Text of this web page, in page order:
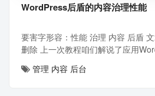
WordPress后盾的内容治理性能
要害字形容：性能 治理 内容 后盾
删除 上一次教程咱们解说了应用
管理 内容 后台